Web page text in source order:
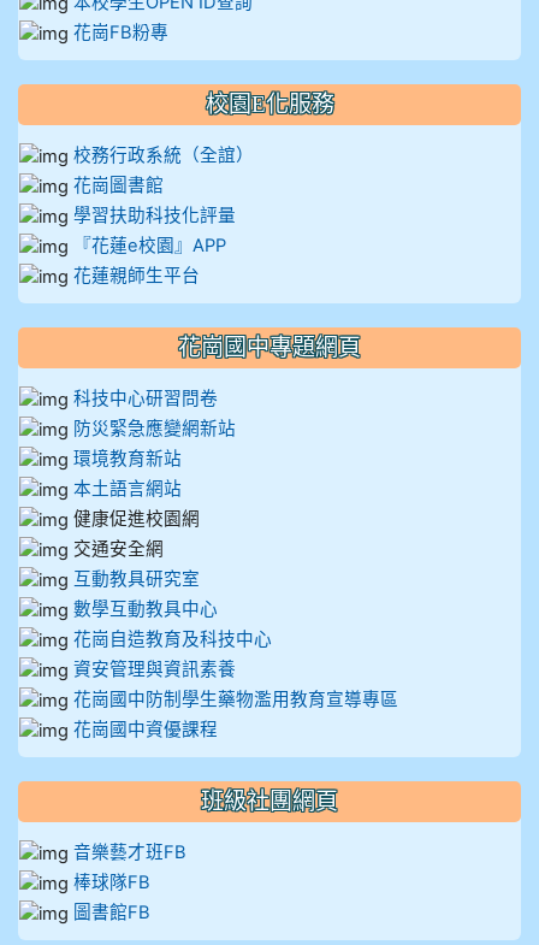
花崗FB粉專
校園E化服務
校務行政系統（全誼）
花崗圖書館
學習扶助科技化評量
『花蓮e校園』APP
花蓮親師生平台
花崗國中專題網頁
科技中心研習問卷
防災緊急應變網新站
環境教育新站
本土語言網站
健康促進校園網
交通安全網
互動教具研究室
數學互動教具中心
花崗自造教育及科技中心
資安管理與資訊素養
花崗國中防制學生藥物濫用教育宣導專區
花崗國中資優課程
班級社團網頁
音樂藝才班FB
棒球隊FB
圖書館FB